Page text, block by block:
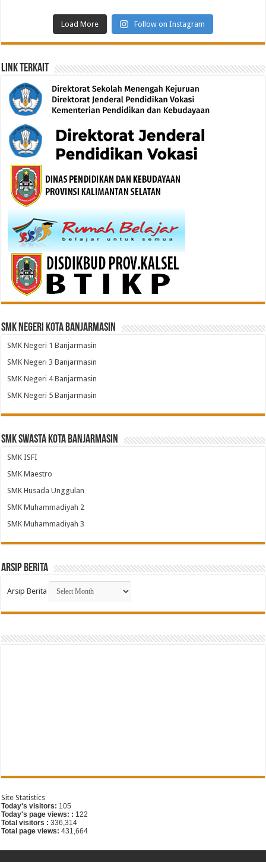
Load More Follow on Instagram
Link Terkait
SMK Negeri Kota Banjarmasin
SMK Negeri 1 Banjarmasin
SMK Negeri 3 Banjarmasin
SMK Negeri 4 Banjarmasin
SMK Negeri 5 Banjarmasin
SMK Swasta Kota Banjarmasin
SMK ISFI
SMK Maestro
SMK Husada Unggulan
SMK Muhammadiyah 2
SMK Muhammadiyah 3
Arsip Berita
Arsip Berita
G
Site Statistics
Today's visitors: 105
Today's page views: : 122
Total visitors :336,314
Total page views:431,664